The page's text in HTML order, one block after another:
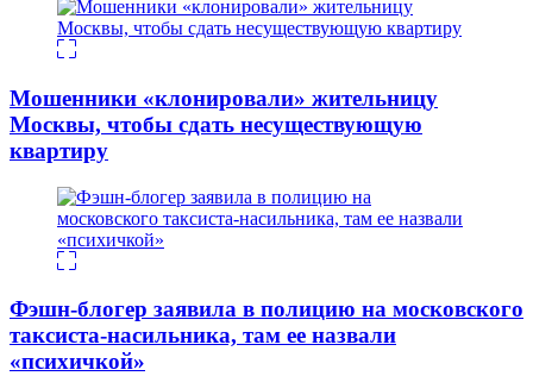
Мошенники «клонировали» жительницу
Москвы, чтобы сдать несуществующую
квартиру
Фэшн-блогер заявила в полицию на московского
таксиста-насильника, там ее назвали
«психичкой»